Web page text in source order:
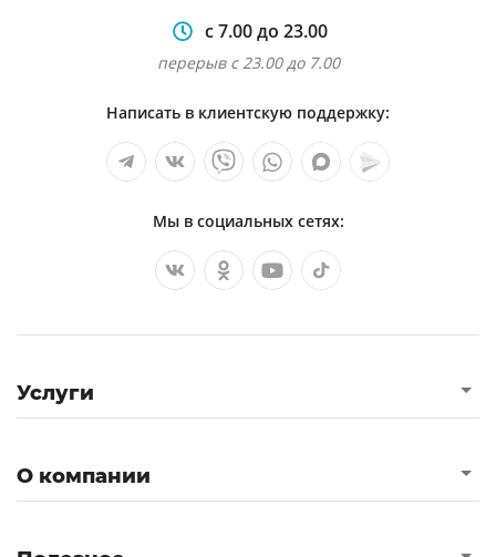
с 7.00 до 23.00
перерыв с 23.00 до 7.00
Написать в клиентскую поддержку:
Мы в социальных сетях:
Услуги
О компании